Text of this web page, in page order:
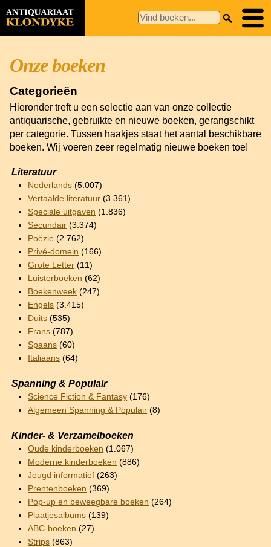
Onze boeken
Categorieën
Hieronder treft u een selectie aan van onze collectie
antiquarische, gebruikte en nieuwe boeken, gerangschikt
per categorie. Tussen haakjes staat het aantal beschikbare
boeken. Wij voeren zeer regelmatig nieuwe boeken toe!
Literatuur
Nederlands (5.007)
Vertaalde literatuur (3.361)
Speciale uitgaven (1.836)
Secundair (3.374)
Poëzie (2.762)
Privé-domein (166)
Grote Letter (11)
Luisterboeken (62)
Boekenweek (247)
Engels (3.415)
Duits (535)
Frans (787)
Spaans (60)
Italiaans (64)
Spanning & Populair
Science Fiction & Fantasy (176)
Algemeen Spanning & Populair (8)
Kinder- & Verzamelboeken
Oude kinderboeken (1.067)
Moderne kinderboeken (886)
Jeugd informatief (263)
Prentenboeken (369)
Pop-up en beweegbare boeken (264)
Plaatjesalbums (139)
ABC-boeken (27)
Strips (863)